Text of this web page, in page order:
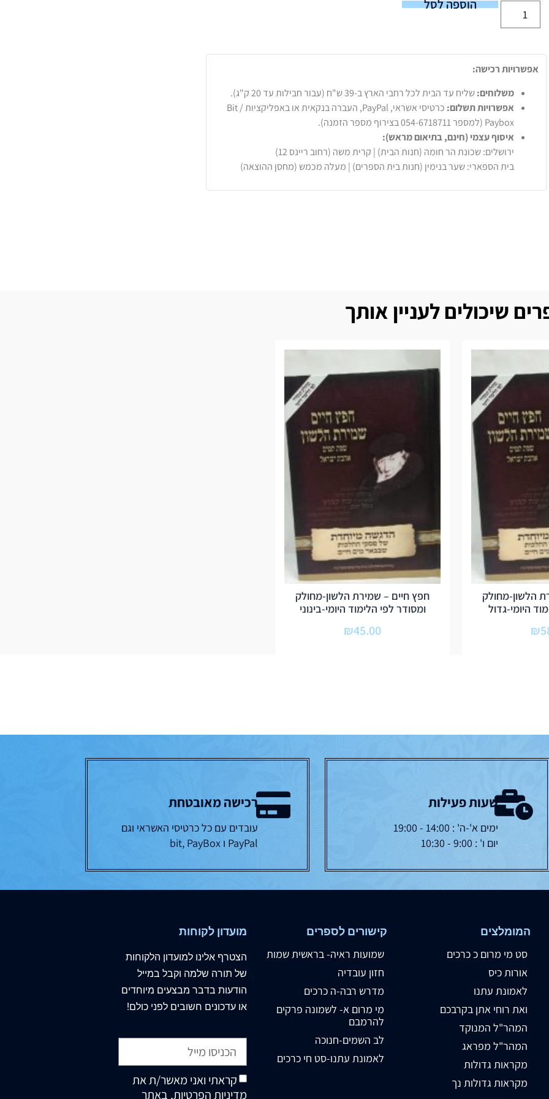
הוספה לסל
אפשרויות רכישה:
משלוחים:שליח עד הבית לכל רחבי הארץ ב-39 ש"ח (עבור חבילות עד 20 ק"ג).
אפשרויות תשלום:
כרטיסי אשראי, PayPal, העברה בנקאית או באפליקציות Bit /
Paybox (למספר 054-6718711 בצירוף מספר הזמנה).
איסוף עצמי (חינם, בתיאום מראש):
ירושלים: שכונת הר חומה (חנות הבית) | קרית משה (רחוב ריינס 12)
בית הספארי: שער בנימין (חנות בית הספרים) | מעלה מכמש (מחסן ההוצאה)
שיכולים לעניין אותך
הלשון-מחולק
היומי-גדול
₪
חפץ חיים – שמירת הלשון-מחולק
ומסודר לפי הלימוד היומי-בינוני
₪45.00
שעות פעילות
ימים א'-ה' : 14:00 - 19:00
יום ו' : 9:00 - 10:30
רכישה מאובטחת
עובדים עם כל כרטיסי האשראי וגם
PayPal ו bit, PayBox
המומלצים
סט מי מרום כ כרכים
אורות כיס
לאמונת עתנו
ואת רוחי אתן בקרבכם
המהר"ל המנוקד
המהר"ל מפראג
מקראות גדולות
מקראות גדולות נך
קישורים לספרים
שמועות ראיה- בראשית שמות
חזון עובדיה
מדרש רבה-ה כרכים
מי מרום א- לשמונה פרקים
להרמבם
לב השמים-חנוכה
לאמונת עתנו-סט חי כרכים
מועדון לקוחות
הצטרף אלינו למועדון הלקוחות
של תורה שלמה וקבל במייל
הודעות בדבר מבצעים מיוחדים
או עדכונים חשובים לפני כולם!
קראתי ואני מאשר/ת את
מדיניות הפרטיות, באתר